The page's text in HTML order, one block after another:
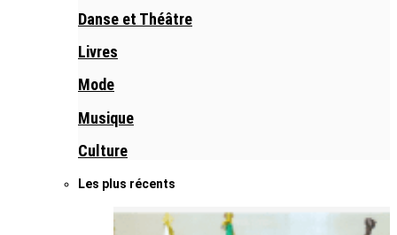
Danse et Théâtre
Livres
Mode
Musique
Culture
Les plus récents